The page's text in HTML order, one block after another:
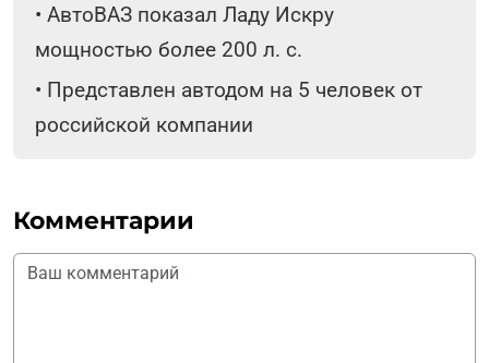
• АвтоВАЗ показал Ладу Искру
мощностью более 200 л. с.
• Представлен автодом на 5 человек от
российской компании
Комментарии